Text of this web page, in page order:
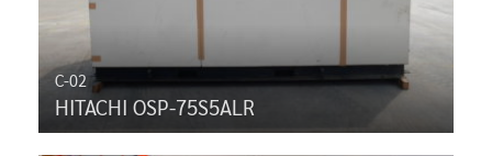
C-02
HITACHI OSP-75S5ALR